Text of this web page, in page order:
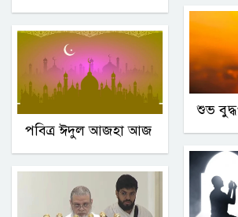
পবিত্র ঈদুল আজহা আজ
শুভ